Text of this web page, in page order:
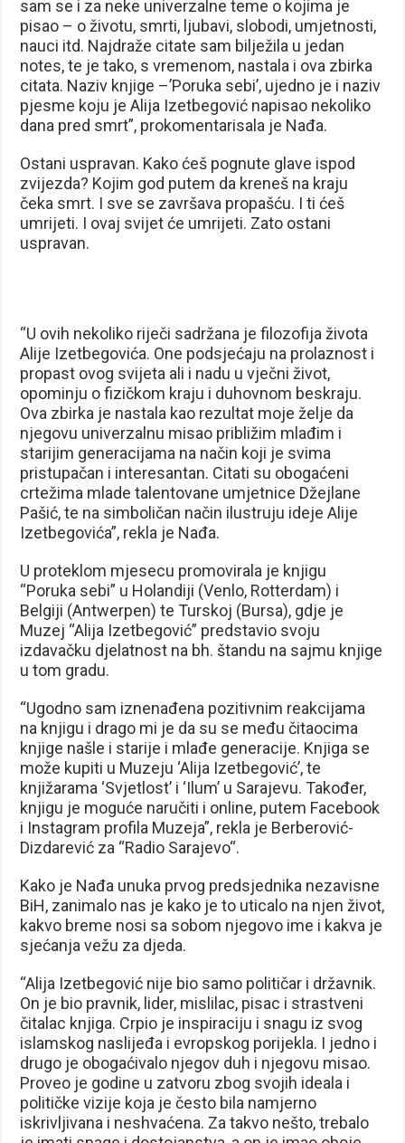
sam se i za neke univerzalne teme o kojima je
pisao – o životu, smrti, ljubavi, slobodi, umjetnosti,
nauci itd. Najdraže citate sam bilježila u jedan
notes, te je tako, s vremenom, nastala i ova zbirka
citata. Naziv knjige –’Poruka sebi’, ujedno je i naziv
pjesme koju je Alija Izetbegović napisao nekoliko
dana pred smrt”, prokomentarisala je Nađa.
Ostani uspravan. Kako ćeš pognute glave ispod
zvijezda? Kojim god putem da kreneš na kraju
čeka smrt. I sve se završava propašću. I ti ćeš
umrijeti. I ovaj svijet će umrijeti. Zato ostani
uspravan.
“U ovih nekoliko riječi sadržana je filozofija života
Alije Izetbegovića. One podsjećaju na prolaznost i
propast ovog svijeta ali i nadu u vječni život,
opominju o fizičkom kraju i duhovnom beskraju.
Ova zbirka je nastala kao rezultat moje želje da
njegovu univerzalnu misao približim mlađim i
starijim generacijama na način koji je svima
pristupačan i interesantan. Citati su obogaćeni
crtežima mlade talentovane umjetnice Džejlane
Pašić, te na simboličan način ilustruju ideje Alije
Izetbegovića”, rekla je Nađa.
U proteklom mjesecu promovirala je knjigu
“Poruka sebi” u Holandiji (Venlo, Rotterdam) i
Belgiji (Antwerpen) te Turskoj (Bursa), gdje je
Muzej “Alija Izetbegović” predstavio svoju
izdavačku djelatnost na bh. štandu na sajmu knjige
u tom gradu.
“Ugodno sam iznenađena pozitivnim reakcijama
na knjigu i drago mi je da su se među čitaocima
knjige našle i starije i mlađe generacije. Knjiga se
može kupiti u Muzeju ‘Alija Izetbegović’, te
knjižarama ‘Svjetlost’ i ‘Ilum’ u Sarajevu. Također,
knjigu je moguće naručiti i online, putem Facebook
i Instagram profila Muzeja”, rekla je Berberović-
Dizdarević za “Radio Sarajevo“.
Kako je Nađa unuka prvog predsjednika nezavisne
BiH, zanimalo nas je kako je to uticalo na njen život,
kakvo breme nosi sa sobom njegovo ime i kakva je
sjećanja vežu za djeda.
“Alija Izetbegović nije bio samo političar i državnik.
On je bio pravnik, lider, mislilac, pisac i strastveni
čitalac knjiga. Crpio je inspiraciju i snagu iz svog
islamskog naslijeđa i evropskog porijekla. I jedno i
drugo je obogaćivalo njegov duh i njegovu misao.
Proveo je godine u zatvoru zbog svojih ideala i
političke vizije koja je često bila namjerno
iskrivljivana i neshvaćena. Za takvo nešto, trebalo